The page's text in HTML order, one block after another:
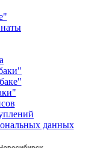
данных